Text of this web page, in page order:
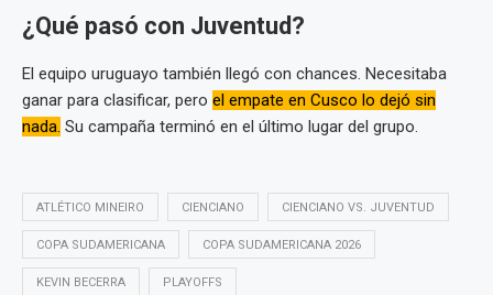
¿Qué pasó con Juventud?
El equipo uruguayo también llegó con chances. Necesitaba
ganar para clasificar, pero el empate en Cusco lo dejó sin
nada. Su campaña terminó en el último lugar del grupo.
ATLÉTICO MINEIRO CIENCIANO CIENCIANO VS. JUVENTUD
COPA SUDAMERICANA COPA SUDAMERICANA 2026
KEVIN BECERRA PLAYOFFS